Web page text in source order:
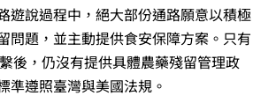
遊說過程中，絕大部份通路願意以積極
問題，並主動提供食安保障方案。只有
後，仍沒有提供具體農藥殘留管理政
準遵照臺灣與美國法規。